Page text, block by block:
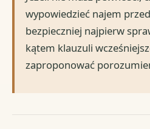
wypowiedzieć najem
bezpieczniej najpierw
kątem klauzuli
zaproponować